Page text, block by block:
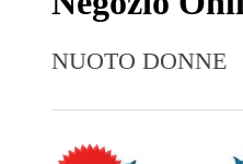
NUOTO DONNE